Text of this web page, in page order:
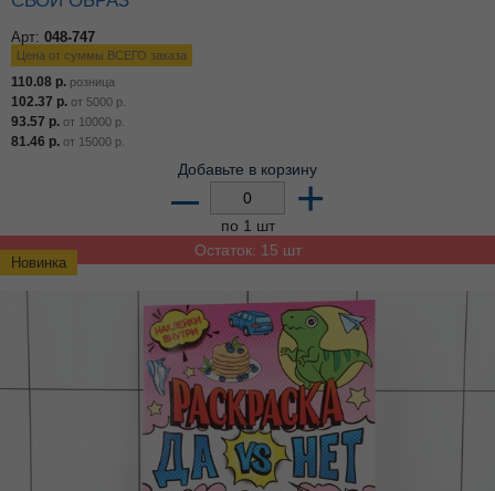
Новинка
Арт: 048-747
Цена от суммы ВСЕГО заказа
110.08 р. розница
102.37 р. от 5000 р.
93.57 р. от 10000 р.
81.46 р. от 15000 р.
Добавьте в корзину
– +
по 1 шт
Остаток: 15 шт